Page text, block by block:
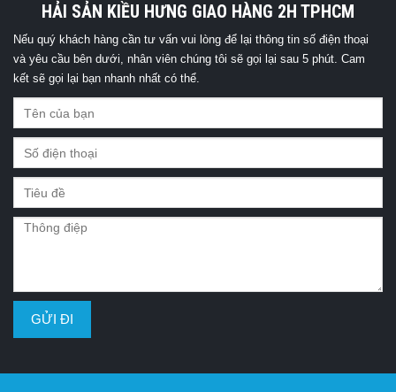
HẢI SẢN KIỀU HƯNG GIAO HÀNG 2H TPHCM
Nếu quý khách hàng cần tư vấn vui lòng để lại thông tin số điện thoại
và yêu cầu bên dưới, nhân viên chúng tôi sẽ gọi lại sau 5 phút. Cam
kết sẽ gọi lại bạn nhanh nhất có thể.